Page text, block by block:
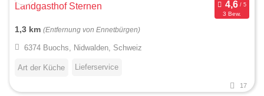
Landgasthof Sternen
3 Bew.
1,3 km (Entfernung von Ennetbürgen)
6374 Buochs, Nidwalden, Schweiz
Art der Küche Lieferservice
17